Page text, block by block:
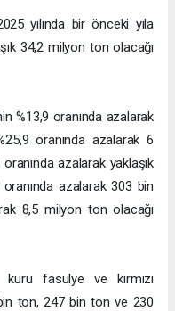
yılında bir önceki yıla
34,2 milyon ton olacağı
%13,9 oranında azalarak
oranında azalarak 6
azalarak yaklaşık
azalarak 303 bin
8,5 milyon ton olacağı
fasulye ve kırmızı
ton, 247 bin ton ve 230